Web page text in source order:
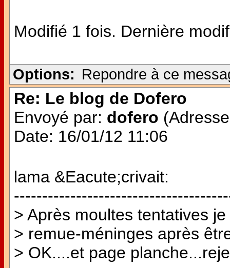
Modifié 1 fois. Dernière
Options: Repondre à ce
Re: Le blog de Dofero
Envoyé par: dofero
Date: 16/01/12 11:06
lama &Eacute;crivait:
> Après moultes tentatives
> remue-méninges après
> OK....et page